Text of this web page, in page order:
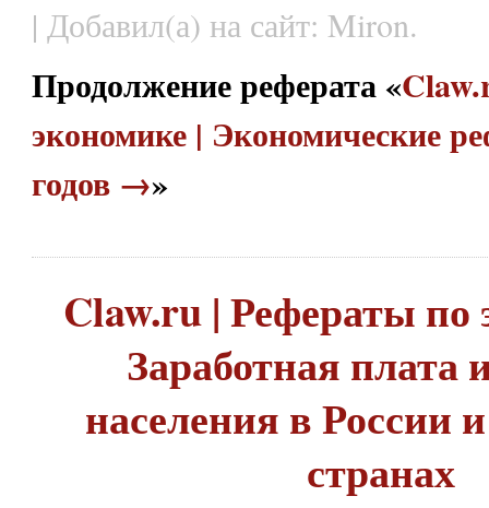
| Добавил(а) на сайт: Miron.
Продолжение реферата «
экономике | Экономические
годов →»
Claw.ru | Рефераты по
Заработная плата
населения в России
странах